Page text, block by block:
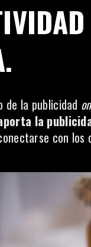
de la publicidad
la
con los